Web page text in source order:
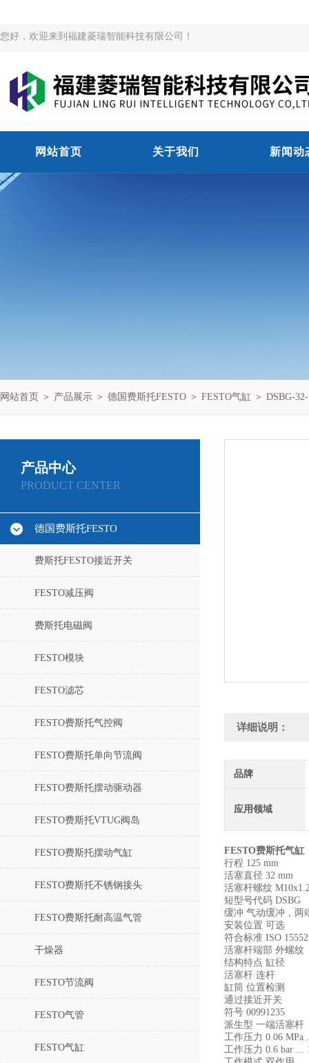
您好，欢迎来到福建菱瑞智能科技有限公司！
网站首页 关于我们 新闻动
网站首页 ＞ 产品展示 ＞ 德国费斯托FESTO ＞ FESTO气缸 ＞ DSBG-
产品中心
PRODUCT CENTER
德国费斯托FESTO
费斯托FESTO接近开关
FESTO减压阀
费斯托电磁阀
FESTO模块
FESTO滤芯
FESTO费斯托气控阀
FESTO费斯托单向节流阀
FESTO费斯托摆动驱动器
FESTO费斯托VTUG阀岛
FESTO费斯托摆动气缸
FESTO费斯托不锈钢接头
FESTO费斯托耐高温气管
干燥器
FESTO节流阀
FESTO气管
FESTO气缸
详细说明：
品牌
应用领域
FESTO费斯托气缸
行程 125 mm
活塞直径 32 mm
活塞杆螺纹
短型号代码 DSBG
缓冲 气动缓冲，两
安装位置 可选
符合标准 ISO 15552
活塞杆端部 外螺纹
结构特点 缸径
活塞杆 连杆
缸筒 位置检测
通过接近开关
符号 00991235
派生型 一端活塞杆
工作压力 0.06 MPa
工作压力 0.6 bar ...